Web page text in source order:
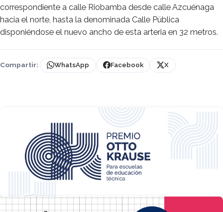
correspondiente a calle Riobamba desde calle Azcuénaga
hacia el norte, hasta la denominada Calle Pública
disponiéndose el nuevo ancho de esta arteria en 32 metros.
Compartir: WhatsApp Facebook X